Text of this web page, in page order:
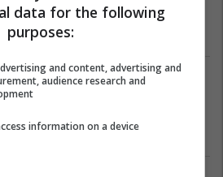
në futboll
02/07/2026
zbulon emrat e katërve yje të
që refuzuan të gjuanin
01/07/2026
data for the following
purposes:
and content, advertising and
audience research and
information on a device